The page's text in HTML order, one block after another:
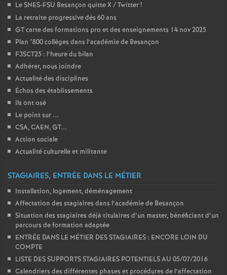
s
T
Le SNES-FSU Besançon quitte X / Twitter!
La retraite progressive dès 60 ans
GT carte des formations pro et des enseignements 14 nov 2025
Plan "800 collèges dans l’académie de Besançon
F3SCT25 : l’heure du bilan
Adhérer, nous joindre
Actualité des disciplines
Échos des établissements
Ils ont osé
Le point sur ...
CSA, CAEN, GT...
Action sociale
Actualité culturelle et militante
STAGIAIRES, ENTRÉE DANS LE MÉTIER
Installation, logement, déménagement
Affectation des stagiaires dans l’académie de Besançon
Situation des stagiaires déjà titulaires d’un master, bénéficiant d’un
parcours de formation adaptée
ENTRÉE DANS LE MÉTIER DES STAGIAIRES : ENCORE LOIN DU
COMPTE
LISTE DES SUPPORTS STAGIAIRES POTENTIELS AU 05/07/2016
Calendriers des différentes phases et procédures de l’affectation